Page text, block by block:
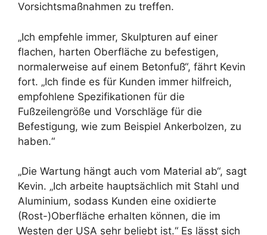
Vorsichtsmaßnahmen zu treffen.
„Ich empfehle immer, Skulpturen auf einer
flachen, harten Oberfläche zu befestigen,
normalerweise auf einem Betonfuß“, fährt Kevin
fort. „Ich finde es für Kunden immer hilfreich,
empfohlene Spezifikationen für die
Fußzeilengröße und Vorschläge für die
Befestigung, wie zum Beispiel Ankerbolzen, zu
haben.“
„Die Wartung hängt auch vom Material ab“, sagt
Kevin. „Ich arbeite hauptsächlich mit Stahl und
Aluminium, sodass Kunden eine oxidierte
(Rost-)Oberfläche erhalten können, die im
Westen der USA sehr beliebt ist.“ Es lässt sich